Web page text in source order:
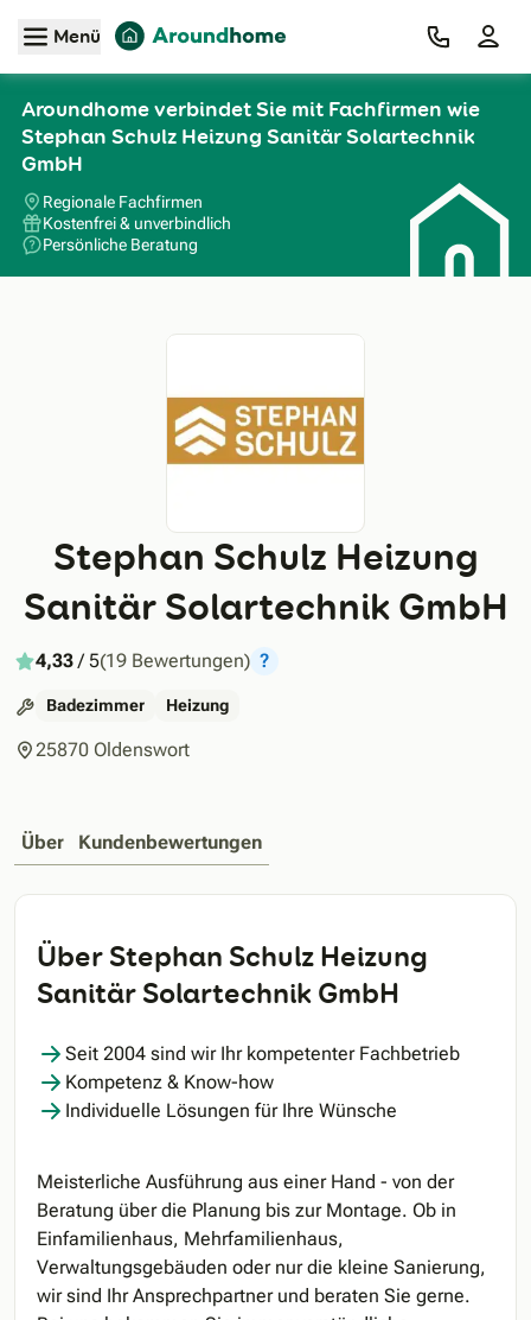
Zum Hauptinhalt
Menü
Aroundhome verbindet Sie mit Fachfirmen wie
Stephan Schulz Heizung Sanitär Solartechnik
GmbH
Regionale Fachfirmen
Kostenfrei & unverbindlich
Persönliche Beratung
Stephan Schulz Heizung
Sanitär Solartechnik GmbH
4,33/ 5(19 Bewertungen) ?
Badezimmer Heizung
25870 Oldenswort
Über Kundenbewertungen
Über Stephan Schulz Heizung
Sanitär Solartechnik GmbH
Seit 2004 sind wir Ihr kompetenter Fachbetrieb
Kompetenz & Know-how
Individuelle Lösungen für Ihre Wünsche
Meisterliche Ausführung aus einer Hand - von der
Beratung über die Planung bis zur Montage. Ob in
Einfamilienhaus, Mehrfamilienhaus,
Verwaltungsgebäuden oder nur die kleine Sanierung,
wir sind Ihr Ansprechpartner und beraten Sie gerne.